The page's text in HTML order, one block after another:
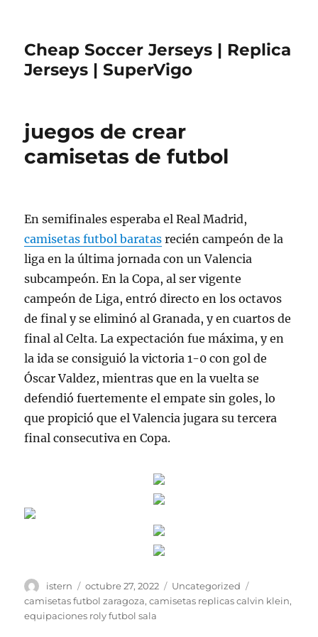
Cheap Soccer Jerseys | Replica
Jerseys | SuperVigo
juegos de crear
camisetas de futbol
En semifinales esperaba el Real Madrid,
camisetas futbol baratas recién campeón de la
liga en la última jornada con un Valencia
subcampeón. En la Copa, al ser vigente
campeón de Liga, entró directo en los octavos
de final y se eliminó al Granada, y en cuartos de
final al Celta. La expectación fue máxima, y en
la ida se consiguió la victoria 1-0 con gol de
Óscar Valdez, mientras que en la vuelta se
defendió fuertemente el empate sin goles, lo
que propició que el Valencia jugara su tercera
final consecutiva en Copa.
Autor
istern
Publicado
el
octubre 27, 2022 Categorías
Uncategorized
camisetas futbol zaragoza,camisetas replicas calvin klein,
equipaciones roly futbol sala